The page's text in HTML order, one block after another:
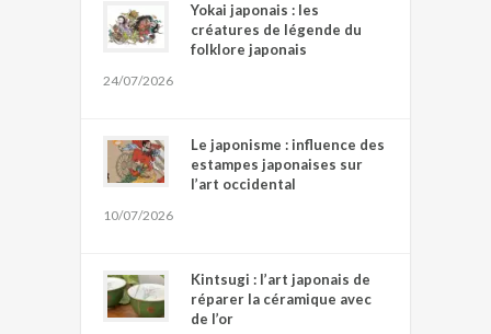
Yokai japonais : les
créatures de légende du
folklore japonais
24/07/2026
Le japonisme : influence des
estampes japonaises sur
l’art occidental
10/07/2026
Kintsugi : l’art japonais de
réparer la céramique avec
de l’or